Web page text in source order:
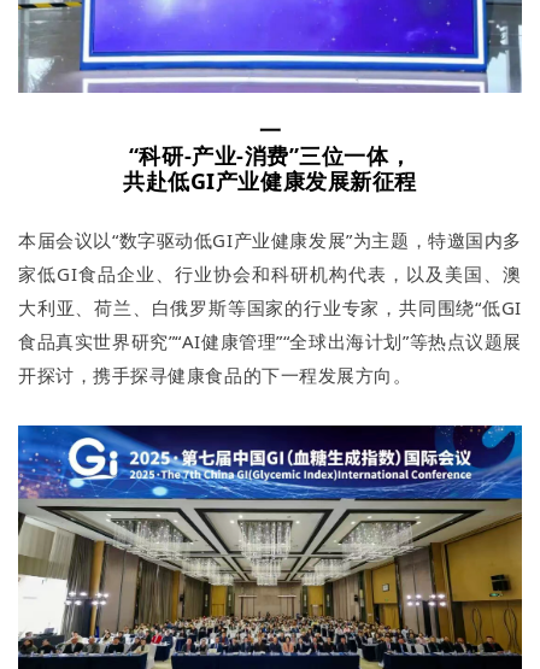
一
“科研-产业-消费”三位一体，
共赴低GI产业健康发展新征程
本届会议以“数字驱动低GI产业健康发展”为主题，特邀国内多
家低GI食品企业、行业协会和科研机构代表，以及美国、澳
大利亚、荷兰、白俄罗斯等国家的行业专家，共同围绕“低GI
食品真实世界研究”“AI健康管理”“全球出海计划”等热点议题展
开探讨，携手探寻健康食品的下一程发展方向。